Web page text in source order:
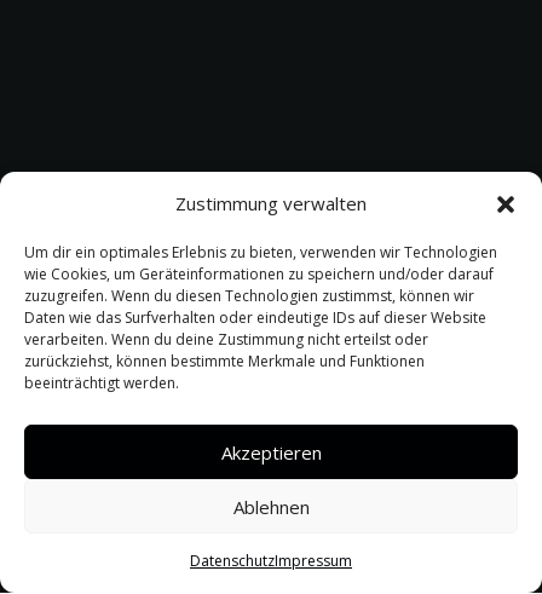
Zustimmung verwalten
Um dir ein optimales Erlebnis zu bieten, verwenden wir Technologien
wie Cookies, um Geräteinformationen zu speichern und/oder darauf
zuzugreifen. Wenn du diesen Technologien zustimmst, können wir
Daten wie das Surfverhalten oder eindeutige IDs auf dieser Website
verarbeiten. Wenn du deine Zustimmung nicht erteilst oder
zurückziehst, können bestimmte Merkmale und Funktionen
beeinträchtigt werden.
Akzeptieren
Ablehnen
DatenschutzImpressum